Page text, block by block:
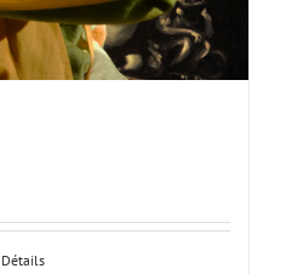
Détails